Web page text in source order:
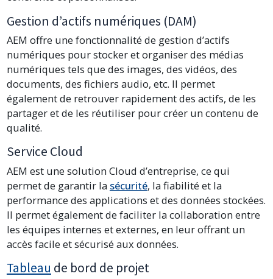
Gestion d’actifs numériques (DAM)
AEM offre une fonctionnalité de gestion d’actifs
numériques pour stocker et organiser des médias
numériques tels que des images, des vidéos, des
documents, des fichiers audio, etc. Il permet
également de retrouver rapidement des actifs, de les
partager et de les réutiliser pour créer un contenu de
qualité.
Service Cloud
AEM est une solution Cloud d’entreprise, ce qui
permet de garantir la sécurité, la fiabilité et la
performance des applications et des données stockées.
Il permet également de faciliter la collaboration entre
les équipes internes et externes, en leur offrant un
accès facile et sécurisé aux données.
Tableau de bord de projet